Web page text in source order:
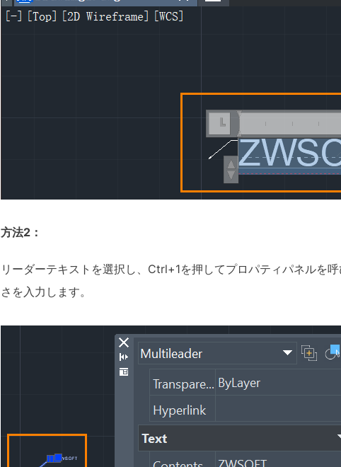
方法2：
リーダーテキストを選択し、Ctrl+1を押してプロパティパネルを
さを入力します。